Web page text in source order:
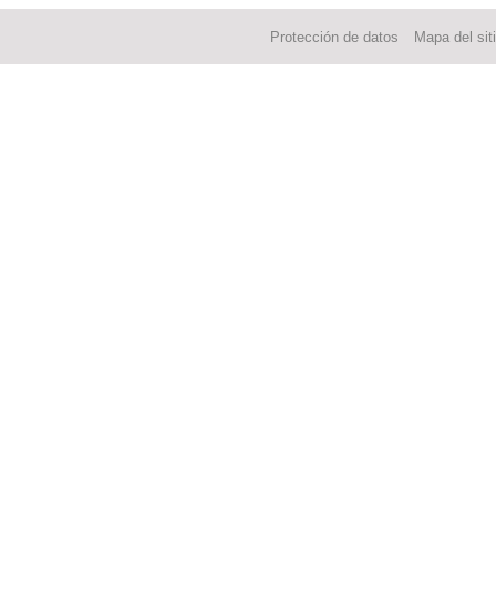
Protección de datos Mapa del